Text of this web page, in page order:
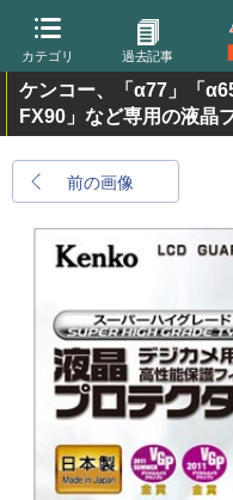
カテゴリ 過去記事
ケンコー、「α77」「
FX90」など専用の液晶
前の画像